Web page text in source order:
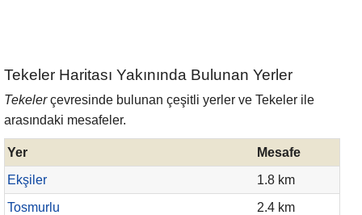
Tekeler Haritası Yakınında Bulunan Yerler
Tekelerçevresinde bulunan çeşitli yerler ve Tekeler ile
arasındaki mesafeler.
Yer
Mesafe
Ekşiler
1.8 km
Tosmurlu
2.4 km